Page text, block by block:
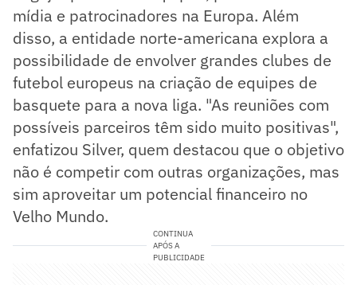
mídia e patrocinadores na Europa. Além
disso, a entidade norte-americana explora a
possibilidade de envolver grandes clubes de
futebol europeus na criação de equipes de
basquete para a nova liga. "As reuniões com
possíveis parceiros têm sido muito positivas",
enfatizou Silver, quem destacou que o objetivo
não é competir com outras organizações, mas
sim aproveitar um potencial financeiro no
Velho Mundo.
CONTINUA
APÓS A
PUBLICIDADE